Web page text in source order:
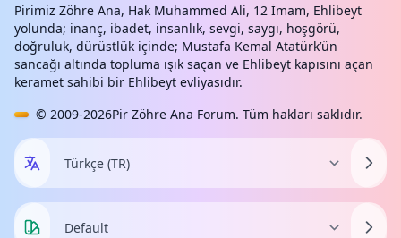
Pirimiz Zöhre Ana, Hak Muhammed Ali, 12 İmam, Ehlibeyt
yolunda; inanç, ibadet, insanlık, sevgi, saygı, hoşgörü,
doğruluk, dürüstlük içinde; Mustafa Kemal Atatürk’ün
sancağı altında topluma ışık saçan ve Ehlibeyt kapısını açan
keramet sahibi bir Ehlibeyt evliyasıdır.
© 2009-2026Pir Zöhre Ana Forum. Tüm hakları saklıdır.